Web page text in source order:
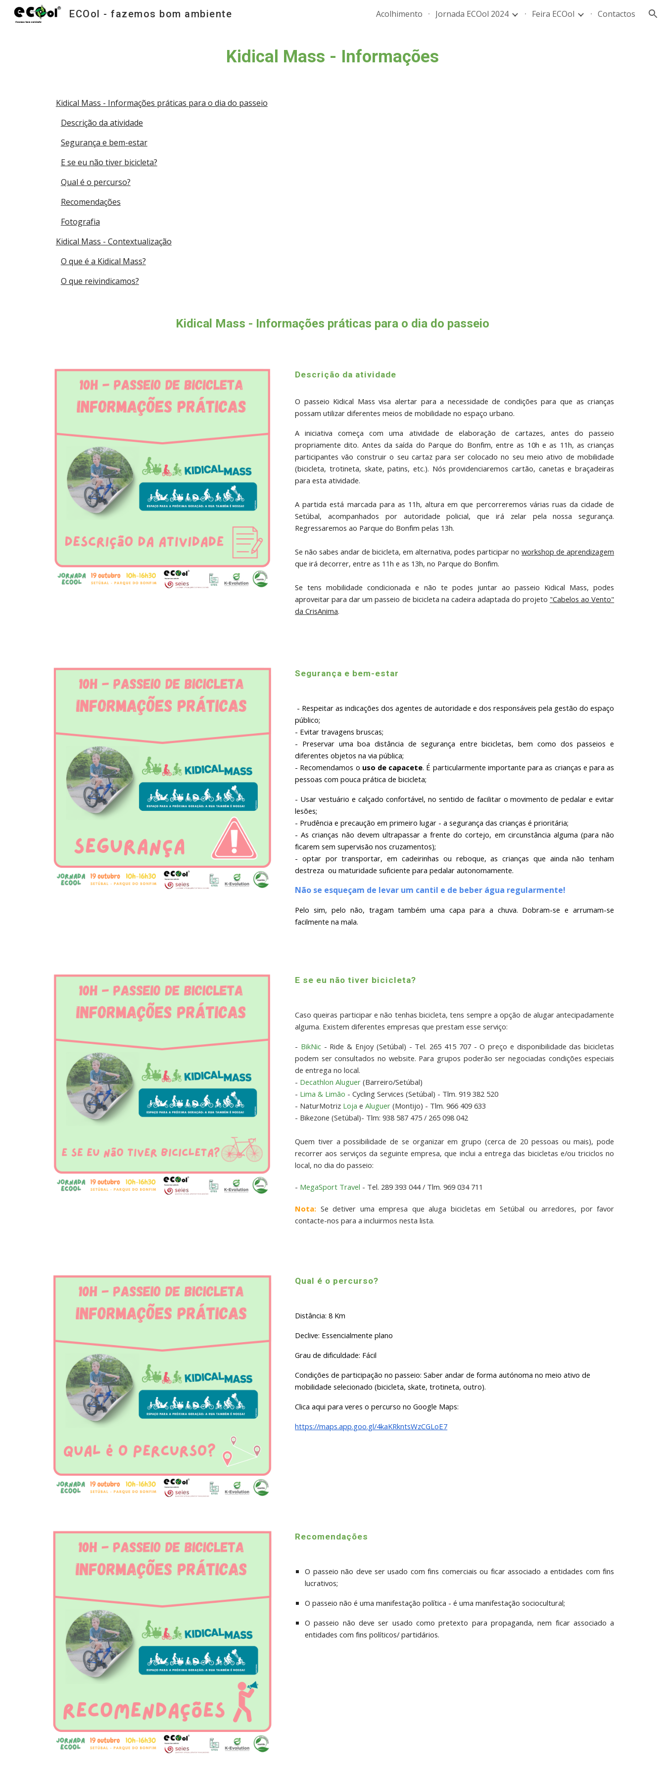
Skip to main content Skip to navigation
ECOol - fazemos bom ambiente Acolhimento Jornada ECOol 2024 Feira ECOol Contactos
Kidical Mass - Informações
Kidical Mass - Informações práticas para o dia do passeio
Descrição da atividade
Segurança e bem-estar
E se eu não tiver bicicleta?
Qual é o percurso?
Recomendações
Fotografia
Kidical Mass - Contextualização
O que é a Kidical Mass?
O que reivindicamos?
Kidical Mass - Informações práticas para o dia do passeio
Descrição da atividade
O passeio Kidical Mass visa alertar para a necessidade de condições para que as crianças
possam utilizar diferentes meios de mobilidade no espaço urbano.
A iniciativa começa com uma atividade de elaboração de cartazes, antes do passeio
propriamente dito. Antes da saída do Parque do Bonfim, entre as 10h e as 11h, as crianças
participantes vão construir o seu cartaz para ser colocado no seu meio ativo de mobilidade
(bicicleta, trotineta, skate, patins, etc.). Nós providenciaremos cartão, canetas e braçadeiras
para esta atividade.
A partida está marcada para as 11h, altura em que percorreremos várias ruas da cidade de
Setúbal, acompanhados por autoridade policial, que irá zelar pela nossa segurança.
Regressaremos ao Parque do Bonfim pelas 13h.
Se não sabes andar de bicicleta, em alternativa, podes participar noworkshop de aprendizagem
que irá decorrer, entre as 11h e as 13h, no Parque do Bonfim.
Se tens mobilidade condicionada e não te podes juntar ao passeio Kidical Mass, podes
aproveitar para dar um passeio de bicicleta na cadeira adaptada do projeto "Cabelos ao Vento"
da CrisAnima.
Segurança e bem-estar
- Respeitar as indicações dos agentes de autoridade e dos responsáveis pela gestão do espaço
público;
- Evitar travagens bruscas;
- Preservar uma boa distância de segurança entre bicicletas, bem como dos passeios e
diferentes objetos na via pública;
- Recomendamos o uso de capacete. É particularmente importante para as crianças e para as
pessoas com pouca prática de bicicleta;
- Usar vestuário e calçado confortável, no sentido de facilitar o movimento de pedalar e evitar
lesões;
- Prudência e precaução em primeiro lugar - a segurança das crianças é prioritária;
- As crianças não devem ultrapassar a frente do cortejo, em circunstância alguma (para não
ficarem sem supervisão nos cruzamentos);
- optar por transportar, em cadeirinhas ou reboque, as crianças que ainda não tenham
destreza ou maturidade suficiente para pedalar autonomamente.
Não se esqueçam de levar um cantil e de beber água regularmente!
Pelo sim, pelo não, tragam também uma capa para a chuva. Dobram-se e arrumam-se
facilmente na mala.
E se eu não tiver bicicleta?
Caso queiras participar e não tenhas bicicleta, tens sempre a opção de alugar antecipadamente
alguma. Existem diferentes empresas que prestam esse serviço:
- BikNic- Ride & Enjoy (Setúbal) - Tel. 265 415 707 - O preço e disponibilidade das bicicletas
podem ser consultados no website. Para grupos poderão ser negociadas condições especiais
de entrega no local.
- Decathlon Aluguer (Barreiro/Setúbal)
- Lima & Limão - Cycling Services (Setúbal) - Tlm. 919 382 520
- NaturMotriz Loja e Aluguer (Montijo) - Tlm. 966 409 633
- Bikezone (Setúbal)- Tlm: 938 587 475 / 265 098 042
Quem tiver a possibilidade de se organizar em grupo (cerca de 20 pessoas ou mais), pode
recorrer aos serviços da seguinte empresa, que inclui a entrega das bicicletas e/ou triciclos no
local, no dia do passeio:
- MegaSport Travel - Tel. 289 393 044 / Tlm. 969 034 711
Nota: Se detiver uma empresa que aluga bicicletas em Setúbal ou arredores, por favor
contacte-nos para a incluirmos nesta lista.
Qual é o percurso?
Distância: 8 Km
Declive: Essencialmente plano
Grau de dificuldade: Fácil
Condições de participação no passeio: Saber andar de forma autónoma no meio ativo de
mobilidade selecionado (bicicleta, skate, trotineta, outro).
Clica aqui para veres o percurso no Google Maps:
https://maps.app.goo.gl/4kaKRkntsWzCGLoE7
Recomendações
O passeio não deve ser usado com fins comerciais ou ficar associado a entidades com fins
lucrativos;
O passeio não é uma manifestação política - é uma manifestação sociocultural;
O passeio não deve ser usado como pretexto para propaganda, nem ficar associado a
entidades com fins políticos/ partidários.